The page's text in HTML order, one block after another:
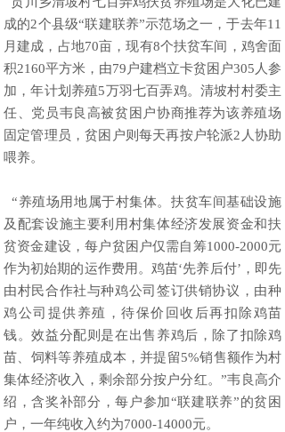
成的2个县级“联建联养”示范场之一，于去年11
月建成，占地70亩，现有8个扶贫车间，鸡舍面
积2160平方米，由79户建档立卡贫困户305人参
加，年计划养殖5万羽七百弄鸡。清坡村村委主
任、党员韦良高被贫困户协商推荐为该养殖场
固定管理员，贫困户则每天再按户轮派2人协助
喂养。
“养殖场用地属于村集体。扶贫车间基础设施
及配套设施主要利用村集体经济发展资金和扶
贫资金建设，每户贫困户仅需自筹1000-2000元
作为初始期的运作费用。鸡苗‘先养后付’，即先
由村民合作社与种鸡公司签订供销协议，由种
鸡公司提供养殖，待保价回收后再扣除鸡苗
钱。效益分配则是在出售养鸡后，除了扣除鸡
苗、饲料等养殖成本，并提留5%销售额作为村
集体经济收入，剩余部分按户分红。”韦良高介
绍，含奖补部分，每户参加“联建联养”的贫困
户，一年纯收入约为7000-14000元。